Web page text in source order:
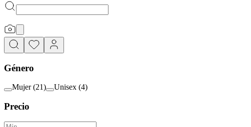
Género
Mujer (21) Unisex (4)
Precio